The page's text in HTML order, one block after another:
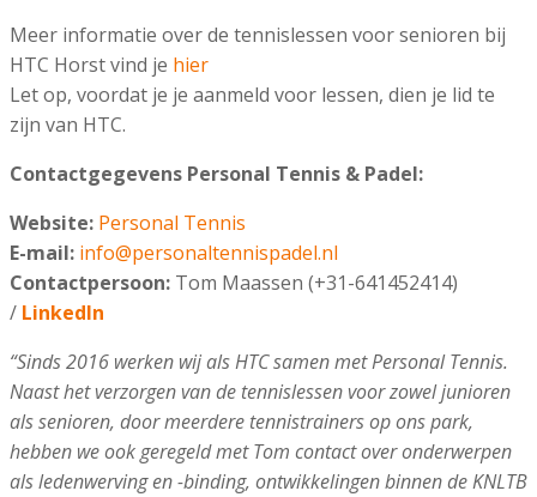
Meer informatie over de tennislessen voor senioren bij
HTC Horst vind je hier
Let op, voordat je je aanmeld voor lessen, dien je lid te
zijn van HTC.
Contactgegevens Personal Tennis & Padel:
Website: Personal Tennis
E-mail: info@personaltennispadel.nl
Contactpersoon:Tom Maassen (+31-641452414)
/ LinkedIn
“Sinds 2016 werken wij als HTC samen met Personal Tennis.
Naast het verzorgen van de tennislessen voor zowel junioren
als senioren, door meerdere tennistrainers op ons park,
hebben we ook geregeld met Tom contact over onderwerpen
als ledenwerving en -binding, ontwikkelingen binnen de KNLTB